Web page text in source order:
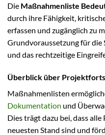
Die Maßnahmenliste
durch ihre Fähigkeit,
erfassen und zugänglich zu
Grundvoraussetzung für die
und das rechtzeitige
Überblick über
Maßnahmenlisten
Dokumentation und
Dies trägt dazu bei, dass
neuesten Stand sind und